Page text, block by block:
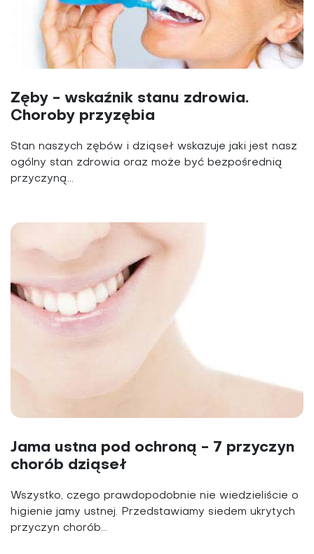
Zęby - wskaźnik stanu zdrowia.
Choroby przyzębia
Stan naszych zębów i dziąseł wskazuje jaki jest nasz
ogólny stan zdrowia oraz może być bezpośrednią
przyczyną...
Jama ustna pod ochroną - 7 przyczyn
chorób dziąseł
Wszystko, czego prawdopodobnie nie wiedzieliście o
higienie jamy ustnej. Przedstawiamy siedem ukrytych
przyczyn chorób...